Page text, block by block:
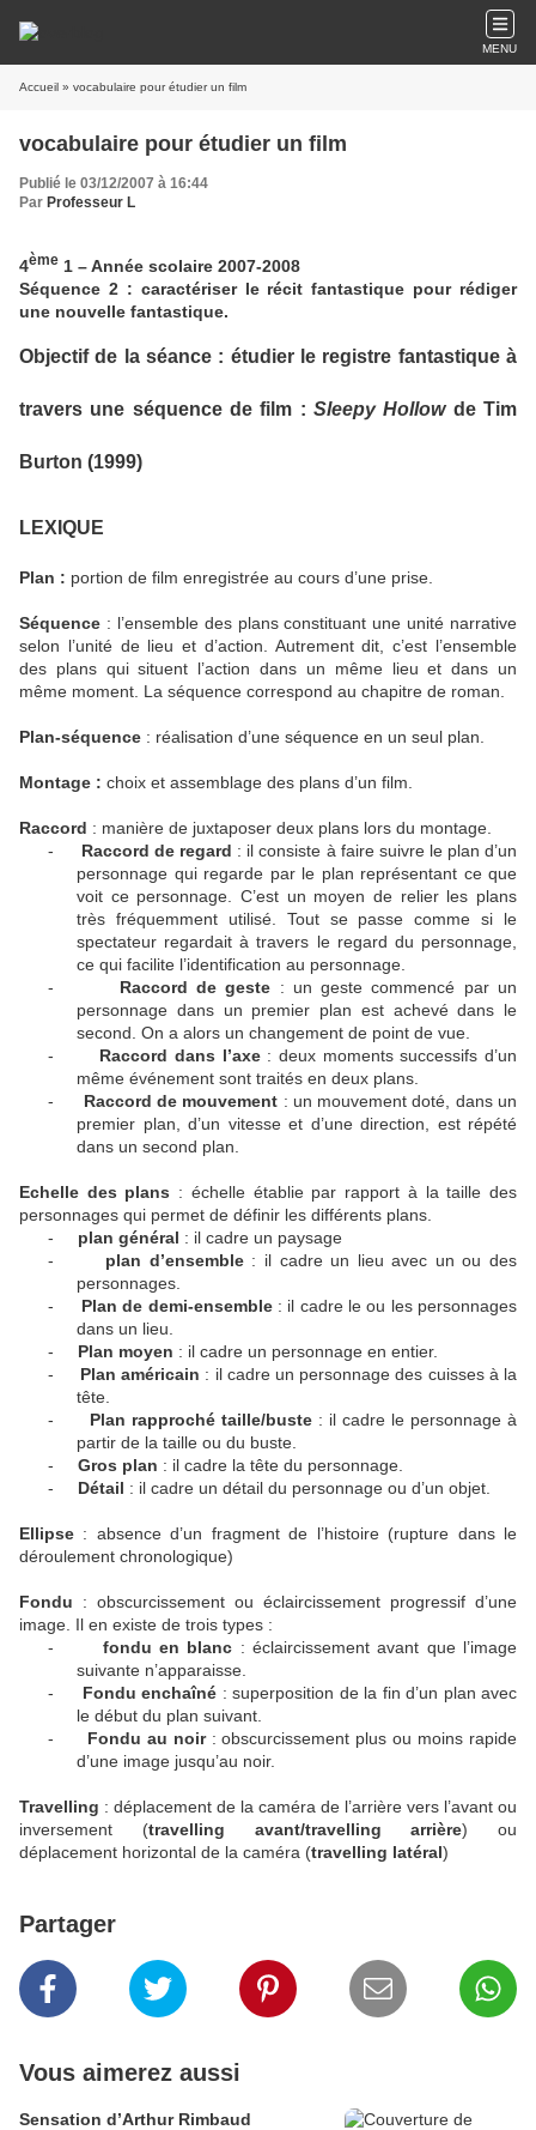
MENU
Accueil » vocabulaire pour étudier un film
vocabulaire pour étudier un film
Publié le 03/12/2007 à 16:44
Par Professeur L
4ème 1 – Année scolaire 2007-2008
Séquence 2 : caractériser le récit fantastique pour rédiger
une nouvelle fantastique.
Objectif de la séance : étudier le registre fantastique à
travers une séquence de film : Sleepy Hollowde Tim
Burton (1999)
LEXIQUE
Plan : portion de film enregistrée au cours d’une prise.
Séquence : l’ensemble des plans constituant une unité narrative
selon l’unité de lieu et d’action. Autrement dit, c’est l’ensemble
des plans qui situent l’action dans un même lieu et dans un
même moment. La séquence correspond au chapitre de roman.
Plan-séquence : réalisation d’une séquence en un seul plan.
Montage : choix et assemblage des plans d’un film.
Raccord : manière de juxtaposer deux plans lors du montage.
-
Raccord de regard : il consiste à faire suivre le plan d’un
personnage qui regarde par le plan représentant ce que
voit ce personnage. C’est un moyen de relier les plans
très fréquemment utilisé. Tout se passe comme si le
spectateur regardait à travers le regard du personnage,
ce qui facilite l’identification au personnage.
-
Raccord de geste : un geste commencé par un
personnage dans un premier plan est achevé dans le
second. On a alors un changement de point de vue.
-
Raccord dans l’axe : deux moments successifs d’un
même événement sont traités en deux plans.
-
Raccord de mouvement : un mouvement doté, dans un
premier plan, d’un vitesse et d’une direction, est répété
dans un second plan.
Echelle des plans : échelle établie par rapport à la taille des
personnages qui permet de définir les différents plans.
-
plan général : il cadre un paysage
-
plan d’ensemble: il cadre un lieu avec un ou des
personnages.
-
Plan de demi-ensemble: il cadre le ou les personnages
dans un lieu.
-
Plan moyen : il cadre un personnage en entier.
-
Plan américain : il cadre un personnage des cuisses à la
tête.
-
Plan rapproché taille/buste: il cadre le personnage à
partir de la taille ou du buste.
-
Gros plan : il cadre la tête du personnage.
-
Détail : il cadre un détail du personnage ou d’un objet.
Ellipse : absence d’un fragment de l’histoire (rupture dans le
déroulement chronologique)
Fondu : obscurcissement ou éclaircissement progressif d’une
image. Il en existe de trois types :
-
fondu en blanc : éclaircissement avant que l’image
suivante n’apparaisse.
-
Fondu enchaîné : superposition de la fin d’un plan avec
le début du plan suivant.
-
Fondu au noir: obscurcissement plus ou moins rapide
d’une image jusqu’au noir.
Travelling : déplacement de la caméra de l’arrière vers l’avant ou
inversement (travelling avant/travelling arrière) ou
déplacement horizontal de la caméra (travelling latéral)
Partager
Vous aimerez aussi
Sensation d’Arthur Rimbaud